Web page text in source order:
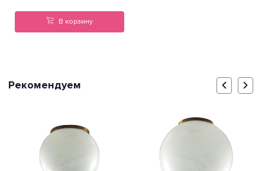
В корзину
Рекомендуем